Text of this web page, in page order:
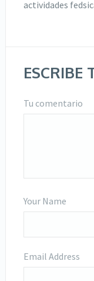
actividades
ESCRIBE
Tu comentario
Your Name
Email Address